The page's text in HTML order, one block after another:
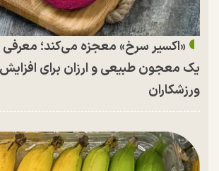
«اکسیر سرخ» معجزه می‌کند؛ معرفی
یک معجون طبیعی و ارزان برای
ورزشکاران